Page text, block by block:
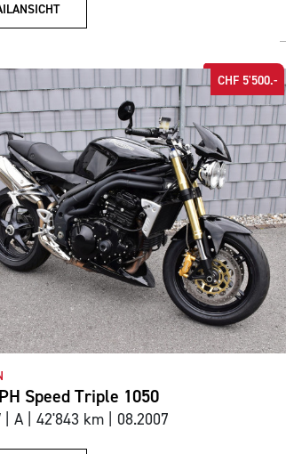
Speed Triple 1050
| A | 42'843 km | 08.2007
CHF 5'500.-